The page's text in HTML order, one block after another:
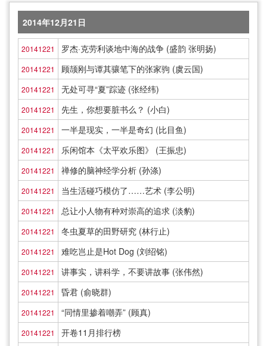
2014年12月21日
20141221 罗杰·克劳利谈地中海的战争 (盛韵 张明扬)
20141221 顾颉刚与谭其骧笔下的张家驹 (虞云国)
20141221 无处可寻“夏”踪迹 (张经纬)
20141221 先生，你想要脏书么？ (小白)
20141221 一半是现实，一半是奇幻 (比目鱼)
20141221 乐闲馆本《太平欢乐图》 (王振忠)
20141221 禅修的脑神经学分析 (孙涤)
20141221 当生活碰巧模仿了……艺术 (李公明)
20141221 总让小人物有种对崇高的追求 (淡豹)
20141221 冬虫夏草的田野研究 (林行止)
20141221 难吃岂止是Hot Dog (刘绍铭)
20141221 讲事实，讲科学，不要讲故事 (张伟然)
20141221 昏君 (俞晓群)
20141221 “同情里掺着嘲弄” (顾真)
20141221 开卷11月排行榜